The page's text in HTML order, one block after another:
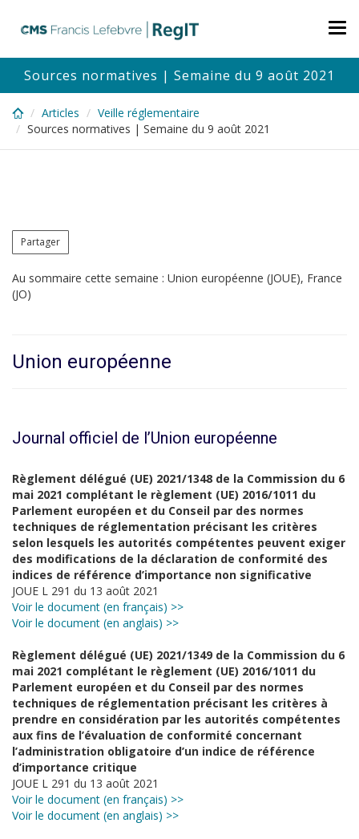
content
Sources normatives | Semaine du 9 août 2021
Articles
Veille réglementaire
Sources normatives | Semaine du 9 août 2021
Partager
Au sommaire cette semaine : Union européenne (JOUE), France
(JO)
Union européenne
Journal officiel de l’Union européenne
Règlement délégué (UE) 2021/1348 de la Commission du 6
mai 2021 complétant le règlement (UE) 2016/1011 du
Parlement européen et du Conseil par des normes
techniques de réglementation précisant les critères
selon lesquels les autorités compétentes peuvent exiger
des modifications de la déclaration de conformité des
indices de référence d’importance non significative
JOUE L 291 du 13 août 2021
Voir le document (en français) >>
Voir le document (en anglais) >>
Règlement délégué (UE) 2021/1349 de la Commission du 6
mai 2021 complétant le règlement (UE) 2016/1011 du
Parlement européen et du Conseil par des normes
techniques de réglementation précisant les critères à
prendre en considération par les autorités compétentes
aux fins de l’évaluation de conformité concernant
l’administration obligatoire d’un indice de référence
d’importance critique
JOUE L 291 du 13 août 2021
Voir le document (en français) >>
Voir le document (en anglais) >>